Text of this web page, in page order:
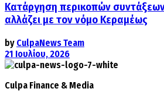
Κατάργηση περικοπών συντάξεων
αλλάζει με τον νόμο Κεραμέως
by CulpaNews Team
21 Ιουλίου, 2026
Culpa Finance & Media